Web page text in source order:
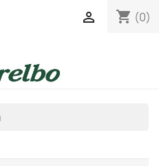
shopping_cart (0)
